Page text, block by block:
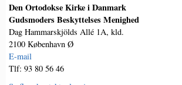
Den Ortodokse Kirke i Danmark
Gudsmoders Beskyttelses Menighed
Dag Hammarskjölds Allé 1A, kld.
2100 København Ø
E-mail
Tlf: 93 80 56 46